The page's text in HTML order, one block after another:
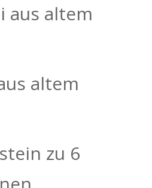
aus altem
altem
zu 6